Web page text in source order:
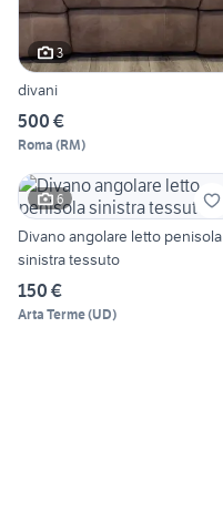
3
divani
500 €
Roma (RM)
6
Divano angolare letto penisola
sinistra tessuto
150 €
Arta Terme(UD)